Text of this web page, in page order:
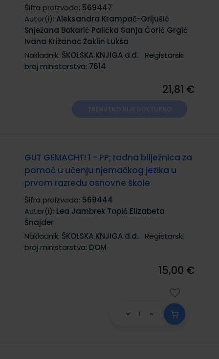
Šifra proizvoda: 569447
Autor(i): Aleksandra Krampač-Grljušić
Snježana Bakarić Palička Sanja Ćorić Grgić
Ivana Križanac Žaklin Lukša
Nakladnik: ŠKOLSKA KNJIGA d.d.
Registarski
broj ministarstva: 7614
21,81 €
GUT GEMACHT! 1 - PP; radna bilježnica za
pomoć u učenju njemačkog jezika u
prvom razredu osnovne škole
Šifra proizvoda: 569444
Autor(i): Lea Jambrek Topić Elizabeta
Šnajder
Nakladnik: ŠKOLSKA KNJIGA d.d.
Registarski
broj ministarstva: DOM
15,00 €